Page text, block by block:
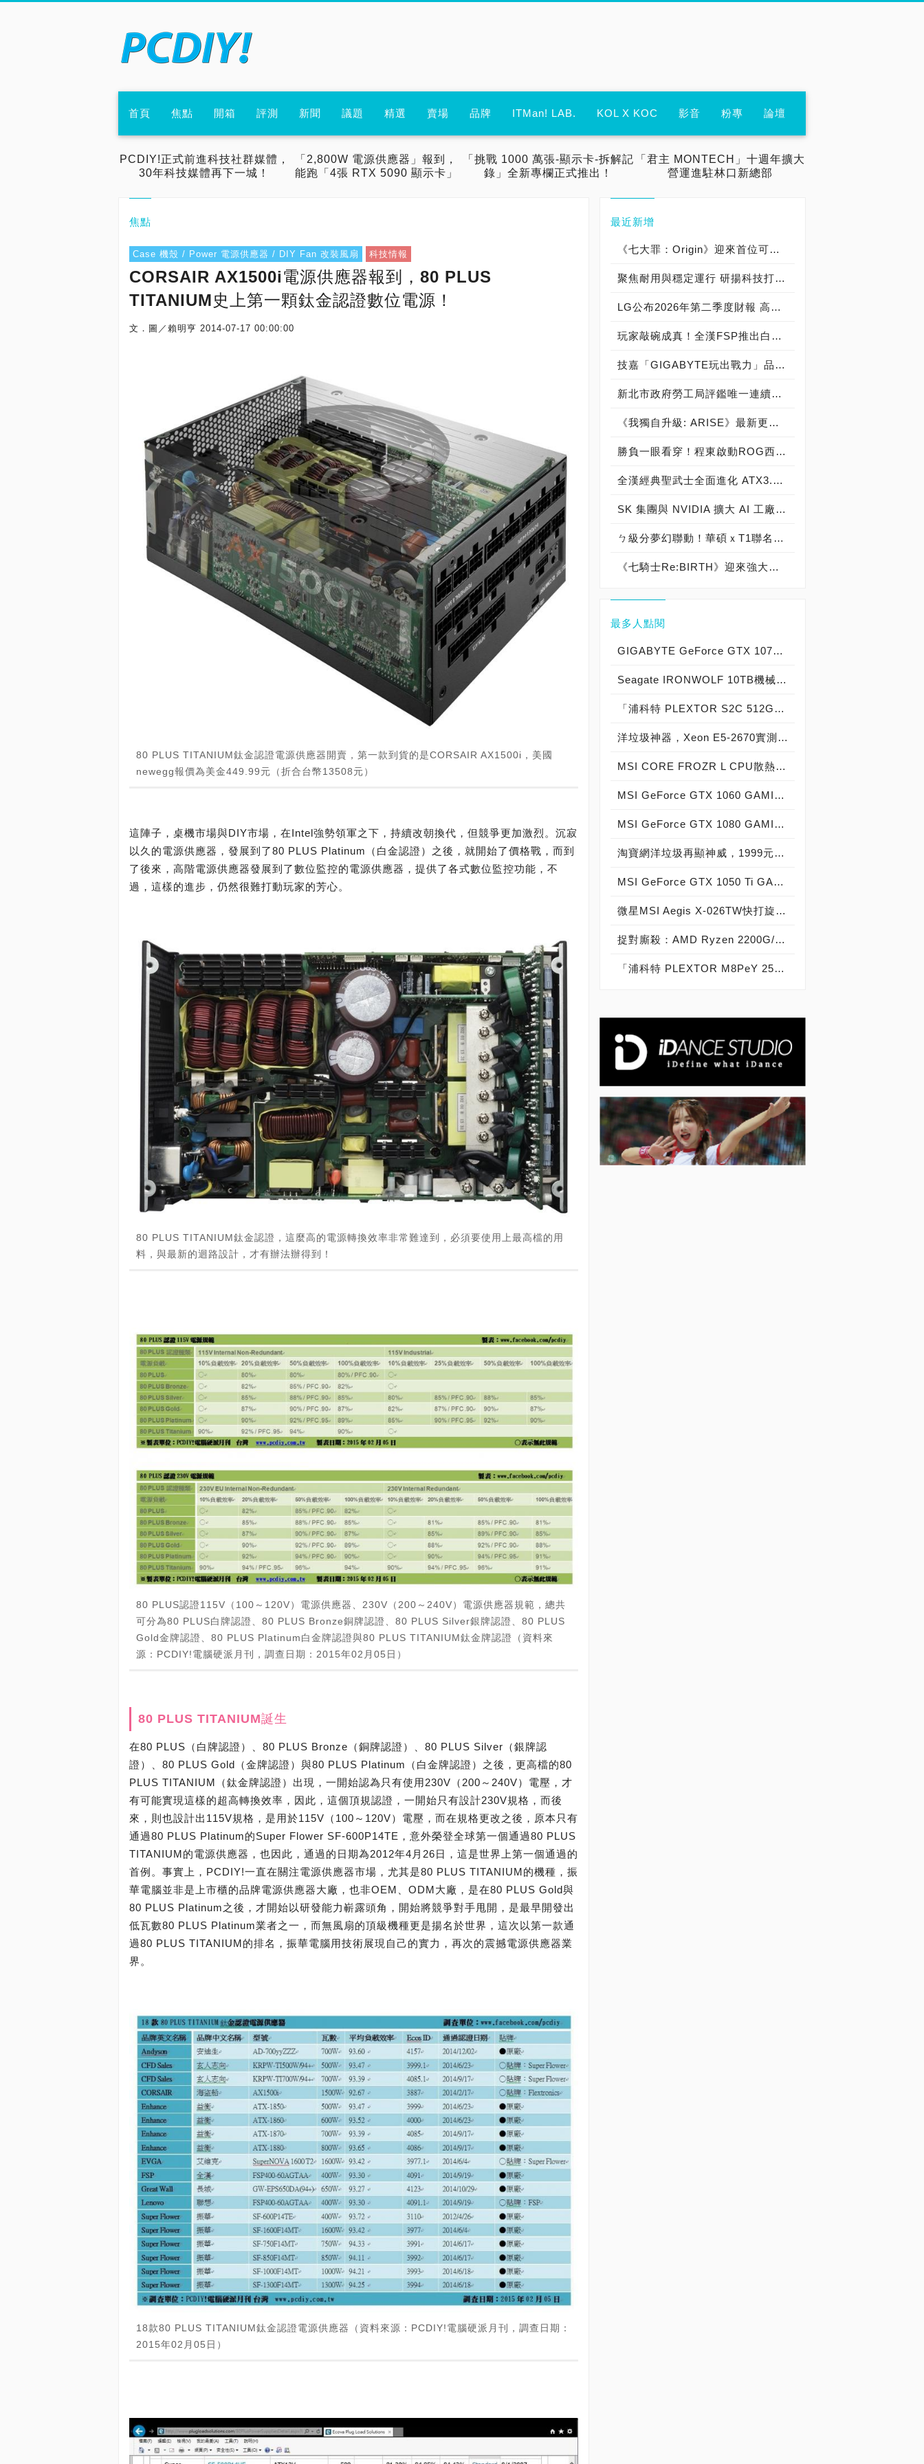
首頁 焦點 開箱 評測 新聞 議題 精選 賣場 品牌 ITMan! LAB. KOL X KOC 影音 粉專 論壇
PCDIY!正式前進科技社群媒體，
30年科技媒體再下一城！
「2,800W 電源供應器」報到，
能跑「4張 RTX 5090 顯示卡」
「挑戰 1000 萬張-顯示卡-拆解記
錄」全新專欄正式推出！
「君主 MONTECH」十週年擴大
營運進駐林口新總部
焦點
Case 機殼 / Power 電源供應器 / DIY Fan 改裝風扇 科技情報
CORSAIR AX1500i電源供應器報到，80 PLUS
TITANIUM史上第一顆鈦金認證數位電源！
文．圖／賴明亨 2014-07-17 00:00:00
80 PLUS TITANIUM鈦金認證電源供應器開賣，第一款到貨的是CORSAIR AX1500i，美國
newegg報價為美金449.99元（折合台幣13508元）
這陣子，桌機市場與DIY市場，在Intel強勢領軍之下，持續改朝換代，但競爭更加激烈。沉寂
以久的電源供應器，發展到了80 PLUS Platinum（白金認證）之後，就開始了價格戰，而到
了後來，高階電源供應器發展到了數位監控的電源供應器，提供了各式數位監控功能，不
過，這樣的進步，仍然很難打動玩家的芳心。
80 PLUS TITANIUM鈦金認證，這麼高的電源轉換效率非常難達到，必須要使用上最高檔的用
料，與最新的迴路設計，才有辦法辦得到！
80 PLUS認證115V（100～120V）電源供應器、230V（200～240V）電源供應器規範，總共
可分為80 PLUS白牌認證、80 PLUS Bronze銅牌認證、80 PLUS Silver銀牌認證、80 PLUS
Gold金牌認證、80 PLUS Platinum白金牌認證與80 PLUS TITANIUM鈦金牌認證（資料來
源：PCDIY!電腦硬派月刊，調查日期：2015年02月05日）
80 PLUS TITANIUM誕生
在80 PLUS（白牌認證）、80 PLUS Bronze（銅牌認證）、80 PLUS Silver（銀牌認
證）、80 PLUS Gold（金牌認證）與80 PLUS Platinum（白金牌認證）之後，更高檔的80
PLUS TITANIUM（鈦金牌認證）出現，一開始認為只有使用230V（200～240V）電壓，才
有可能實現這樣的超高轉換效率，因此，這個頂規認證，一開始只有設計230V規格，而後
來，則也設計出115V規格，是用於115V（100～120V）電壓，而在規格更改之後，原本只有
通過80 PLUS Platinum的Super Flower SF-600P14TE，意外榮登全球第一個通過80 PLUS
TITANIUM的電源供應器，也因此，通過的日期為2012年4月26日，這是世界上第一個通過的
首例。事實上，PCDIY!一直在關注電源供應器市場，尤其是80 PLUS TITANIUM的機種，振
華電腦並非是上市櫃的品牌電源供應器大廠，也非OEM、ODM大廠，是在80 PLUS Gold與
80 PLUS Platinum之後，才開始以研發能力嶄露頭角，開始將競爭對手甩開，是最早開發出
低瓦數80 PLUS Platinum業者之一，而無風扇的頂級機種更是揚名於世界，這次以第一款通
過80 PLUS TITANIUM的排名，振華電腦用技術展現自己的實力，再次的震撼電源供應器業
界。
18款80 PLUS TITANIUM鈦金認證電源供應器（資料來源：PCDIY!電腦硬派月刊，調查日期：
2015年02月05日）
最近新增
《七大罪：Origin》迎來首位可遊玩十誡角色「德里艾利」
聚焦耐用與穩定運行 研揚科技打造新一代 COM Express Type 6 模組
LG公布2026年第二季度財報 高附加價值產品銷售成長與成本競爭力提升，營業獲利年增 147%
玩家敲碗成真！全漢FSP推出白色 VITA PM MIT 1000W 靜音電源純白上市！ MIT 白金電源首度披上純白戰袍，支援 ATX 3.1、PCIe 5.1，10年保固！
技嘉「GIGABYTE玩出戰力」品牌活動8/3讓玩家「找到專屬配備」
新北市政府勞工局評鑑唯一連續三年獲獎企業！ 宏正三度榮膺新北市政府<友善移工企業>殊榮
《我獨自升級: ARISE》最新更新 成振宇覺醒闇影君主繼承者
勝負一眼看穿！程東啟動ROG西風之神 雙螢幕AI致勝全局
全漢經典聖武士全面進化 ATX3.1，價格不變！FSP VIC BD+ 電競入門最強銅牌電源！ ATX 3.1、全新壓紋線材、登錄享 5 年保固，打造新世代入門電競首選
SK 集團與 NVIDIA 擴大 AI 工廠與次世代記憶體策略合作 規模逾 5,000 億美元的 NVIDIA-SK AI 計畫（NVIDIA-SK AI Initiative）， 涵蓋 SK Telecom 最高達 2GW 的 AI 工廠，以及與 SK 海力士的長期 AI 記憶體合作
ㄅ級分夢幻聯動！華碩ｘT1聯名顯示卡全台盛大開賣
《七騎士Re:BIRTH》迎來強大的全新英雄[天劍]宣嵐 同步推出韓國主題劇情
最多人點閱
GIGABYTE GeForce GTX 1070 Xtreme Gaming實測開箱，電競級顯示卡中的頂尖之作！
Seagate IRONWOLF 10TB機械硬碟實測開箱，氦氣填充那嘶狼守護者NAS HDD
「浦科特 PLEXTOR S2C 512GB SSD」實測開箱，超值型固態硬碟中的優質好貨！
洋垃圾神器，Xeon E5-2670實測開箱大作戰！
MSI CORE FROZR L CPU散熱器實測開箱，微星電競產品再添新兵
MSI GeForce GTX 1060 GAMING X 6G實測開箱，玩家級電競顯示卡中的神兵利器！
MSI GeForce GTX 1080 GAMING X 8G實測開箱，史上最強大Pascal自製顯示卡全面來襲！
淘寶網洋垃圾再顯神威，1999元買到8核心16執行緒Xeon E5-2670神器級處理器！
MSI GeForce GTX 1050 Ti GAMING X 4G實測開箱，中階電競顯示卡中的玩家精品！
微星MSI Aegis X-026TW快打旋風V同梱版實測開箱，VR電競桌機的頂尖之作！
捉對廝殺：AMD Ryzen 2200G/2400G VS Intel Core i3-8100/i5-8400
「浦科特 PLEXTOR M8PeY 256GB、512GB、1TB」實測開箱，玩家級NVMe型PCIe 3.0 x4 SSD效能實測大作戰！